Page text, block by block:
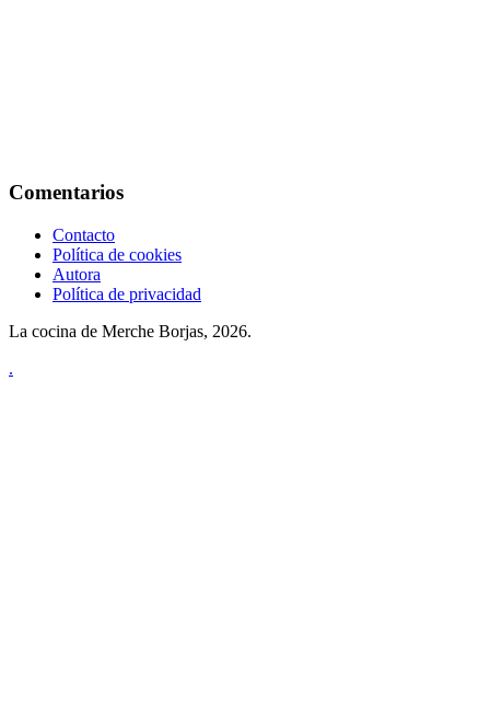
Comentarios
Contacto
Política de cookies
Autora
Política de privacidad
La cocina de Merche Borjas, 2026.
.